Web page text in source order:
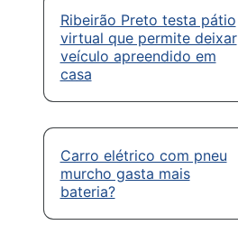
Ribeirão Preto testa pátio
virtual que permite deixar
veículo apreendido em
casa
Carro elétrico com pneu
murcho gasta mais
bateria?